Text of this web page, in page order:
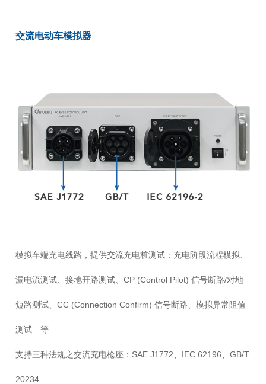
交流电动车模拟器
模拟车端充电线路，提供交流充电桩测试：充电阶段流程模拟、
漏电流测试、接地开路测试、CP (Control Pilot) 信号断路/对地
短路测试、CC (Connection Confirm) 信号断路、模拟异常阻值
测试…等
支持三种法规之交流充电枪座：SAE J1772、IEC 62196、GB/T
20234